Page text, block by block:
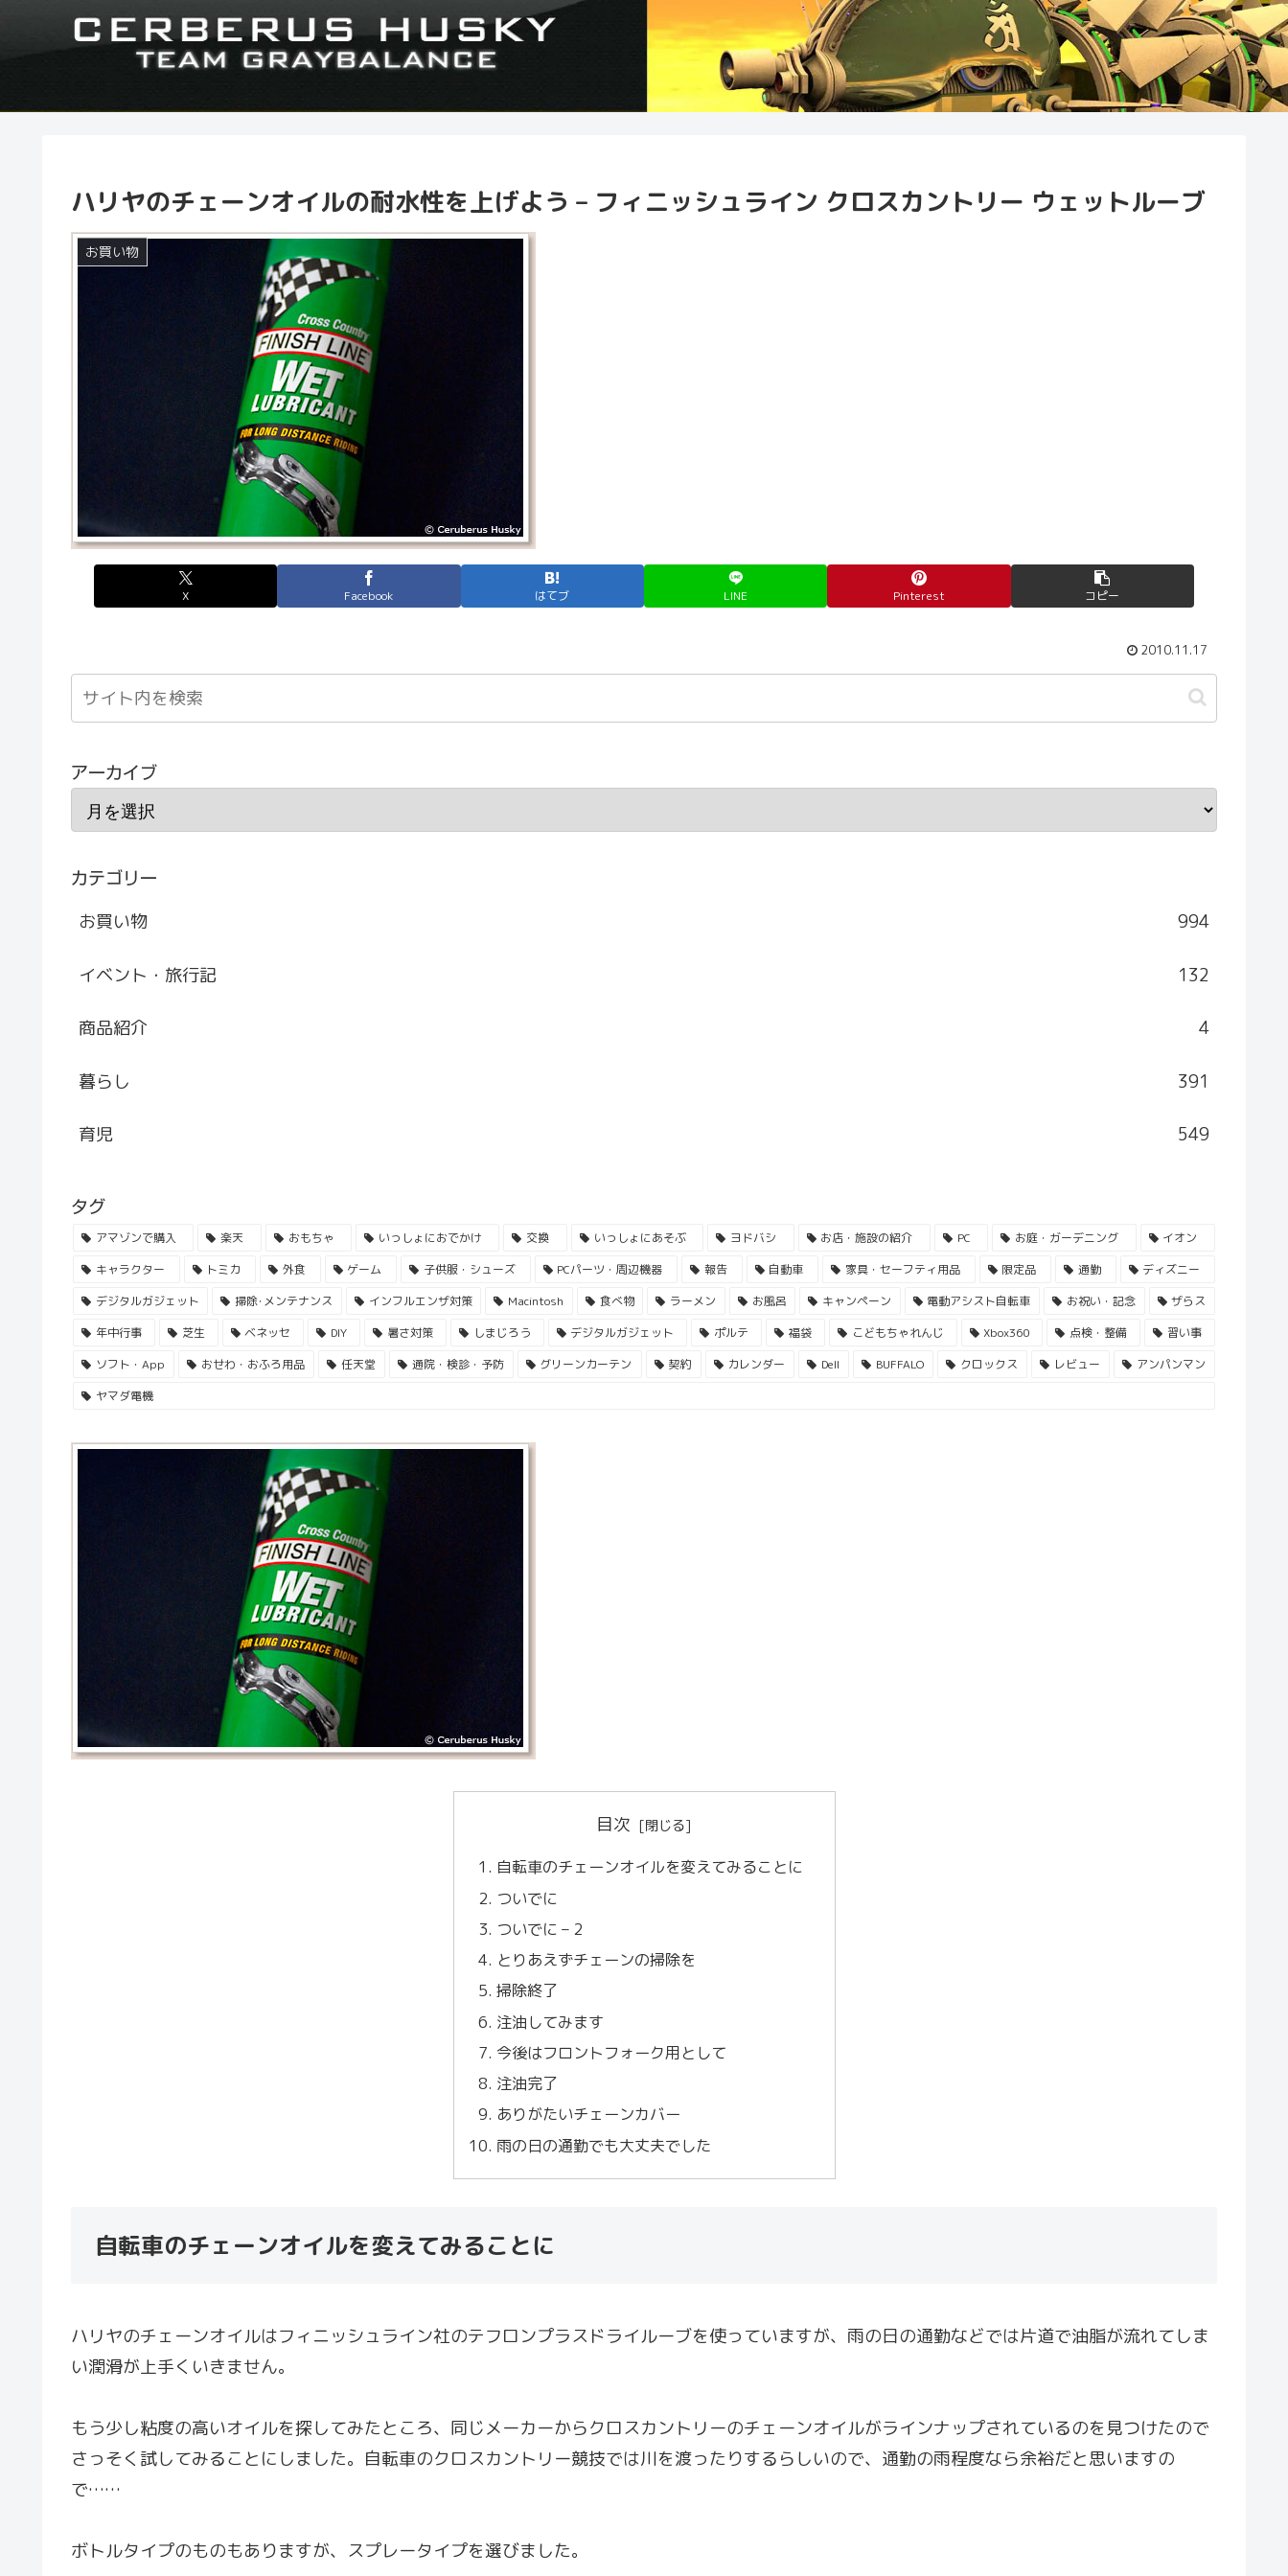
ハリヤのチェーンオイルの耐水性を上げよう – フィニッシュライン クロスカントリー ウェットルーブ
お買い物
X Facebook はてブ LINE Pinterest コピー
2010.11.17
アーカイブ
カテゴリー
お買い物 994
イベント・旅行記 132
商品紹介 4
暮らし 391
育児 549
タグ
アマゾンで購入 楽天 おもちゃ いっしょにおでかけ 交換 いっしょにあそぶ ヨドバシ お店・施設の紹介 PC お庭・ガーデニング
イオン
キャラクター
トミカ 外食 ゲーム 子供服・シューズ PCパーツ・周辺機器 報告 自動車 家具・セーフティ用品 限定品 通勤
ディズニー
デジタルガジェット
掃除･メンテナンス インフルエンザ対策 Macintosh 食べ物 ラーメン お風呂 キャンペーン 電動アシスト自転車 お祝い・記念
ザらス
年中行事
芝生 ベネッセ DIY 暑さ対策 しまじろう デジタルガジェット ポルテ 福袋 こどもちゃれんじ Xbox360 点検・整備
習い事
ソフト・App
おせわ・おふろ用品 任天堂 通院・検診・予防 グリーンカーテン 契約 カレンダー Dell BUFFALO クロックス レビュー
アンパンマン
ヤマダ電機
目次
自転車のチェーンオイルを変えてみることに
ついでに
ついでに – 2
とりあえずチェーンの掃除を
掃除終了
注油してみます
今後はフロントフォーク用として
注油完了
ありがたいチェーンカバー
雨の日の通勤でも大丈夫でした
自転車のチェーンオイルを変えてみることに
ハリヤのチェーンオイルはフィニッシュライン社のテフロンプラスドライルーブを使っていますが、雨の日の通勤などでは片道で油脂が流れてしま
い潤滑が上手くいきません。
もう少し粘度の高いオイルを探してみたところ、同じメーカーからクロスカントリーのチェーンオイルがラインナップされているのを見つけたので
さっそく試してみることにしました。自転車のクロスカントリー競技では川を渡ったりするらしいので、通勤の雨程度なら余裕だと思いますの
で……
ボトルタイプのものもありますが、スプレータイプを選びました。